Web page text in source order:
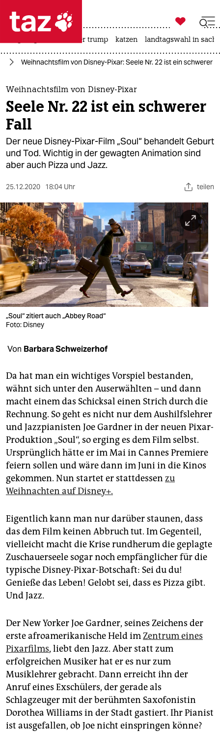
 taz zahl ich
taz zahl ich
themen
politik
öko
gesellschaft
sport
berlin
nord
wahrheit
verlag
verlag
veranstaltungen
shop
unterstützen
abo
genossenschaft
epaper login

taz zahl ich
usa unter trump katzen landtagswahl in
Weihnachtsfilm von Disney-Pixar: Seele Nr. 22 ist ein schwerer
Weihnachtsfilm von Disney-Pixar
Seele Nr. 22 ist ein schwerer
Fall
Der neue Disney-Pixar-Film „Soul“ behandelt Geburt
und Tod. Wichtig in der gewagten Animation sind
aber auch Pizza und Jazz.
25.12.2020 18:04 Uhr teilen
„Soul“ zitiert auch „Abbey Road“
Foto: Disney
Von Barbara Schweizerhof
Da hat man ein wichtiges Vorspiel bestanden,
wähnt sich unter den Auserwählten – und dann
macht einem das Schicksal einen Strich durch die
Rechnung. So geht es nicht nur dem Aushilfslehrer
und Jazzpianisten Joe Gardner in der neuen Pixar-
Produktion „Soul“, so erging es dem Film selbst.
Ursprünglich hätte er im Mai in Cannes Premiere
feiern sollen und wäre dann im Juni in die Kinos
gekommen. Nun startet er stattdessen zu
Weihnachten auf Disney+.
Eigentlich kann man nur darüber staunen, dass
das dem Film keinen Abbruch tut. Im Gegenteil,
vielleicht macht die Krise rundherum die geplagte
Zuschauerseele sogar noch empfänglicher für die
typische Disney-Pixar-Botschaft: Sei du du!
Genieße das Leben! Gelobt sei, dass es Pizza gibt.
Und Jazz.
Der New Yorker Joe Gardner, seines Zeichens der
erste afroamerikanische Held imZentrum eines
Pixarfilms, liebt den Jazz. Aber statt zum
erfolgreichen Musiker hat er es nur zum
Musiklehrer gebracht. Dann erreicht ihn der
Anruf eines Exschülers, der gerade als
Schlagzeuger mit der berühmten Saxofonistin
Dorothea Williams in der Stadt gastiert. Ihr Pianist
ist ausgefallen, ob Joe nicht einspringen könne?